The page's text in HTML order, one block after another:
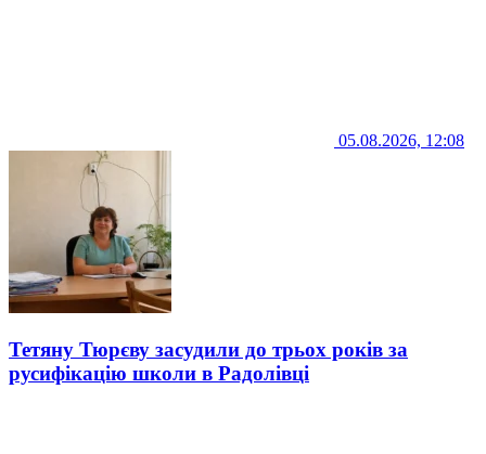
05.08.2026, 12:08
Тетяну Тюрєву засудили до трьох років за
русифікацію школи в Радолівці